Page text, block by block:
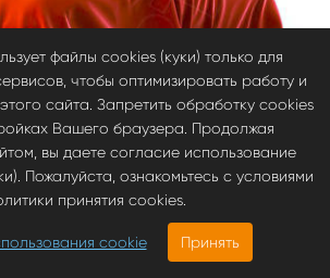
файлы cookies (куки) только для
чтобы оптимизировать работу и
сайта. Запретить обработку cookies
Вашего браузера. Продолжая
вы даете согласие использование
Пожалуйста, ознакомьтесь с условиями
принятия cookies.
cookie Принять